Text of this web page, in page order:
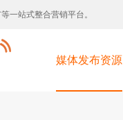
一站式整合营销平台。
媒体发布资源